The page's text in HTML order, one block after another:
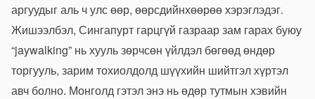
аргуудыг аль ч улс өөр, өөрсдийнхөөрөө хэрэглэдэг.
Жишээлбэл, Сингапурт гарцгүй газраар зам гарах буюу
“jaywalking” нь хууль зөрчсөн үйлдэл бөгөөд өндөр
торгууль, зарим тохиолдолд шүүхийн шийтгэл хүртэл
авч болно. Монголд гэтэл энэ нь өдөр тутмын хэвийн